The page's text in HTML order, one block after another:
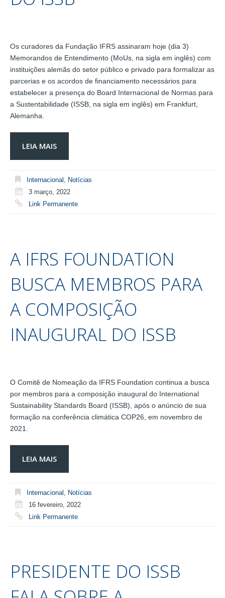
Os curadores da Fundação IFRS assinaram hoje (dia 3)
Memorandos de Entendimento (MoUs, na sigla em inglês) com
instituições alemãs do setor público e privado para formalizar as
parcerias e os acordos de financiamento necessários para
estabelecer a presença do Board Internacional de Normas para
a Sustentabilidade (ISSB, na sigla em inglês) em Frankfurt,
Alemanha.
LEIA MAIS
Internacional , Notícias
3 março, 2022
Link Permanente
A IFRS FOUNDATION
BUSCA MEMBROS PARA
A COMPOSIÇÃO
INAUGURAL DO ISSB
O Comitê de Nomeação da IFRS Foundation continua a busca
por membros para a composição inaugural do International
Sustainability Standards Board (ISSB), após o anúncio de sua
formação na conferência climática COP26, em novembro de
2021.
LEIA MAIS
Internacional
Notícias
16 fevereiro, 2022
Link Permanente
PRESIDENTE DO ISSB